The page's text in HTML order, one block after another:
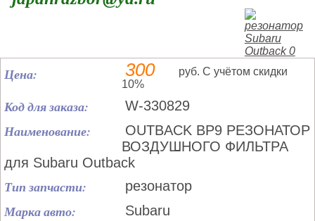
Цена: 300
руб. С учётом скидки
10%
Код для заказа: W-330829
Наименование:
OUTBACK BP9 РЕЗОНАТОР
ВОЗДУШНОГО ФИЛЬТРА
для Subaru Outback
Тип запчасти: резонатор
Марка авто: Subaru